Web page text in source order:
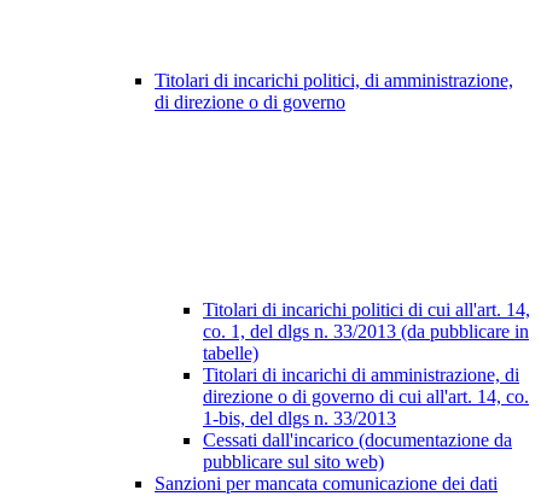
Titolari di incarichi politici, di amministrazione,
di direzione o di governo
Titolari di incarichi politici di cui all'art. 14,
co. 1, del dlgs n. 33/2013 (da pubblicare in
tabelle)
Titolari di incarichi di amministrazione, di
direzione o di governo di cui all'art. 14, co.
1-bis, del dlgs n. 33/2013
Cessati dall'incarico (documentazione da
pubblicare sul sito web)
Sanzioni per mancata comunicazione dei dati